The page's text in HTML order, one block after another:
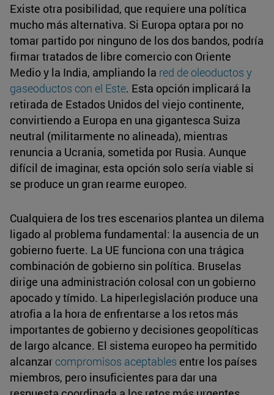
Existe otra posibilidad, que requiere una política
mucho más alternativa. Si Europa optara por no
tomar partido por ninguno de los dos bandos, podría
firmar tratados de libre comercio con Oriente
Medio y la India, ampliando la red de oleoductos y
gaseoductos con el Este. Esta opción implicará la
retirada de Estados Unidos del viejo continente,
convirtiendo a Europa en una gigantesca Suiza
neutral (militarmente no alineada), mientras
renuncia a Ucrania, sometida por Rusia. Aunque
difícil de imaginar, esta opción solo sería viable si
se produce un gran rearme europeo.
Cualquiera de los tres escenarios plantea un dilema
ligado al problema fundamental: la ausencia de un
gobierno fuerte. La UE funciona con una trágica
combinación de gobierno sin política. Bruselas
dirige una administración colosal con un gobierno
apocado y tímido. La hiperlegislación produce una
atrofia a la hora de enfrentarse a los retos más
importantes de gobierno y decisiones geopolíticas
de largo alcance. El sistema europeo ha permitido
alcanzar compromisos aceptables entre los países
miembros, pero insuficientes para dar una